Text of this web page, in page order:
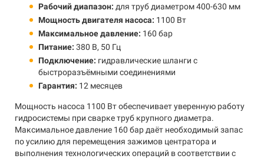
Рабочий диапазон: для труб диаметром 400-630 мм
Мощность двигателя насоса: 1100 Вт
Максимальное давление: 160 бар
Питание: 380 В, 50 Гц
Подключение: гидравлические шланги с
быстроразъёмными соединениями
Гарантия: 12 месяцев
Мощность насоса 1100 Вт обеспечивает уверенную работу
гидросистемы при сварке труб крупного диаметра.
Максимальное давление 160 бар даёт необходимый запас
по усилию для перемещения зажимов центратора и
выполнения технологических операций в соответствии с